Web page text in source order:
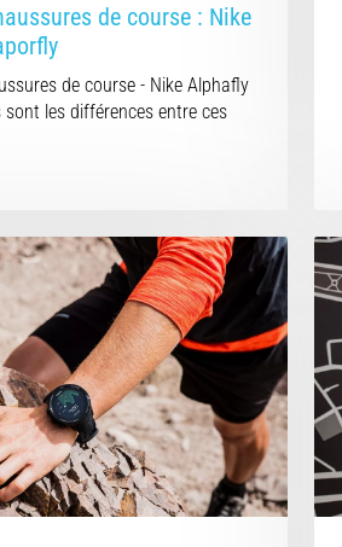
de course : Nike
de course - Nike Alphafly
sont les différences entre ces